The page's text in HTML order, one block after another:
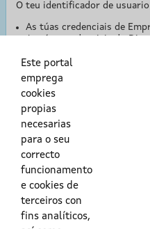
O teu identificador de usuario
As túas credenciais de
O teu DNI ou o teu NIE.
Este portal
emprega
cookies
propias
necesarias
para o seu
correcto
funcionamento
e cookies de
terceiros con
fins analíticos,